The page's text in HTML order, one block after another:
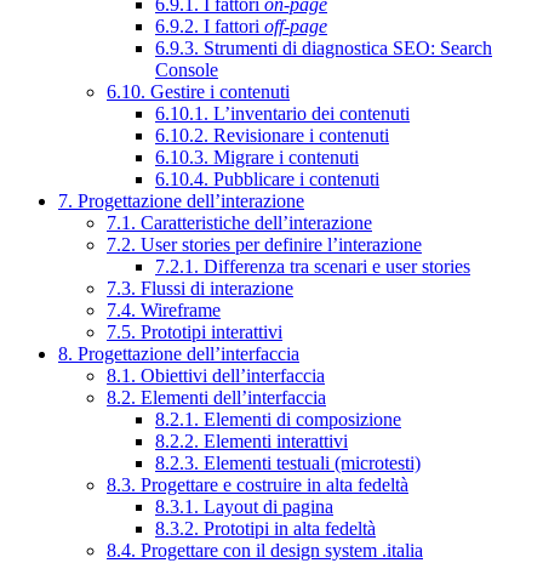
6.9.1. I fattori on-page
6.9.2. I fattori off-page
6.9.3. Strumenti di diagnostica SEO: Search
Console
6.10. Gestire i contenuti
6.10.1. L’inventario dei contenuti
6.10.2. Revisionare i contenuti
6.10.3. Migrare i contenuti
6.10.4. Pubblicare i contenuti
7. Progettazione dell’interazione
7.1. Caratteristiche dell’interazione
7.2. User stories per definire l’interazione
7.2.1. Differenza tra scenari e user stories
7.3. Flussi di interazione
7.4. Wireframe
7.5. Prototipi interattivi
8. Progettazione dell’interfaccia
8.1. Obiettivi dell’interfaccia
8.2. Elementi dell’interfaccia
8.2.1. Elementi di composizione
8.2.2. Elementi interattivi
8.2.3. Elementi testuali (microtesti)
8.3. Progettare e costruire in alta fedeltà
8.3.1. Layout di pagina
8.3.2. Prototipi in alta fedeltà
8.4. Progettare con il design system .italia